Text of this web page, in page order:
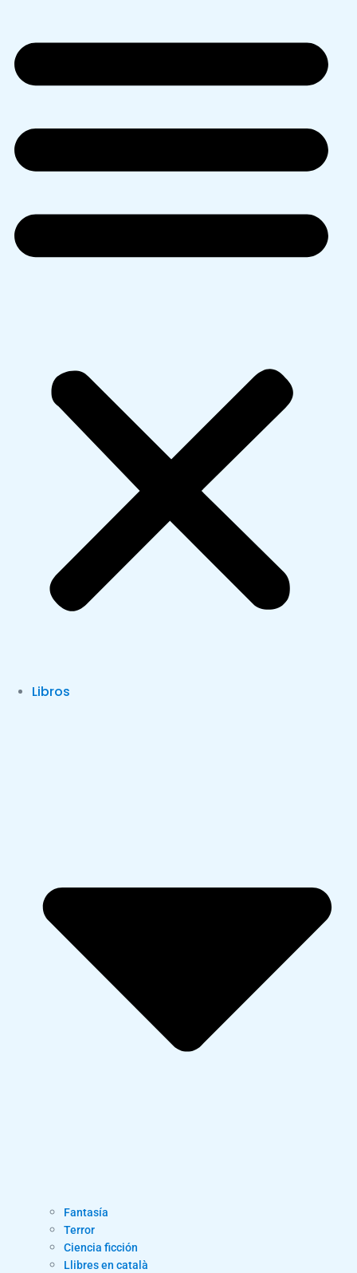
Libros
Fantasía
Terror
Ciencia ficción
Llibres en català